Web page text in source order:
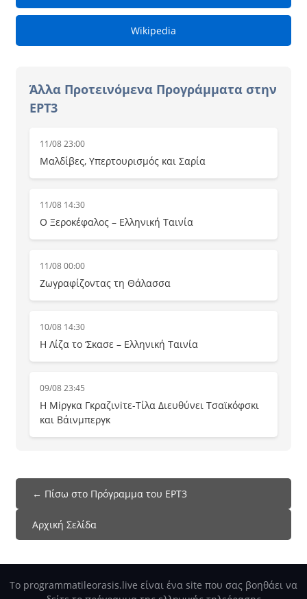
Wikipedia
Άλλα Προτεινόμενα Προγράμματα στην
ΕΡΤ3
11/08 23:00
Μαλδίβες, Υπερτουρισμός και Σαρία
11/08 14:30
Ο Ξεροκέφαλος – Ελληνική Ταινία
11/08 00:00
Ζωγραφίζοντας τη Θάλασσα
10/08 14:30
Η Λίζα το ‘Σκασε – Ελληνική Ταινία
09/08 23:45
Η Μiργκα Γκραζινiτε-Τίλα Διευθύνει Τσαϊκόφσκι
και Βάινμπεργκ
← Πίσω στο Πρόγραμμα του ΕΡΤ3
Αρχική Σελίδα
Το programmatileorasis.live είναι ένα site που σας βοηθάει να